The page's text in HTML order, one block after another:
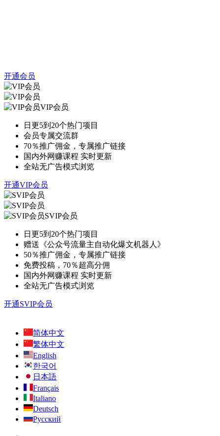
开通会员
VIP会员
日更5到20个热门项目
会员专属交流群
70％推广佣金，专属推广链接
国内外网赚课程 实时更新
全站无广告模式浏览
开通VIP会员
SVIP会员
日更5到20个热门项目
赠送《公众号流量主自动化爆文机器人》
50％推广佣金，专属推广链接
免费投稿，70％超高分佣
国内外网赚课程 实时更新
全站无广告模式浏览
开通SVIP会员
简体中文
繁体中文
English
한국어
日本語
Français
Italiano
Deutsch
Русский